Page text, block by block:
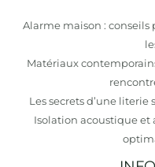
Alarme maison :
Matériaux
Les secrets d’une
Isolation acoustique et